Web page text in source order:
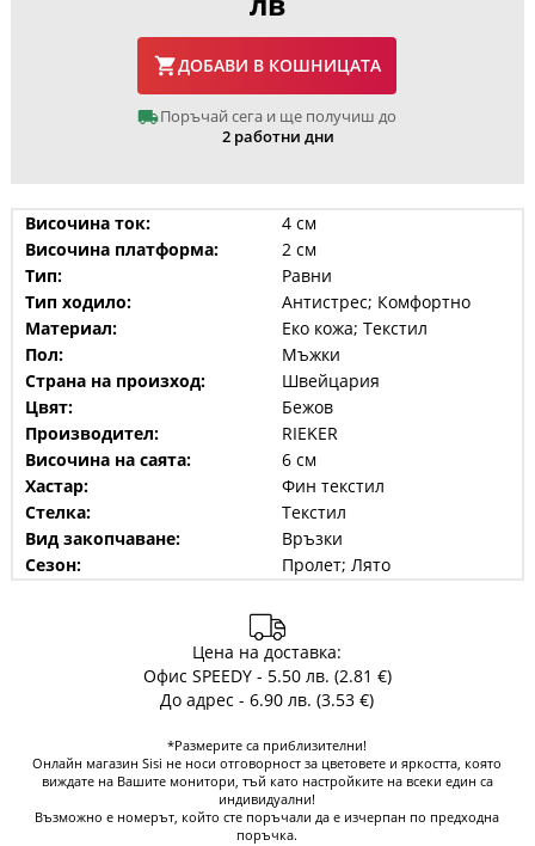
ДОБАВИ В КОШНИЦАТА
Поръчай сега и ще получиш до
2 работни дни
Височина ток:
4 см
Височина платформа:
2 см
Тип:
Равни
Тип ходило:
Антистрес; Комфортно
Материал:
Еко кожа; Текстил
Пол:
Мъжки
Страна на произход:
Швейцария
Цвят:
Бежов
Производител:
RIEKER
Височина на саята:
6 см
Хастар:
Фин текстил
Стелка:
Текстил
Вид закопчаване:
Връзки
Сезон:
Пролет; Лято
Цена на доставка:
Офис SPEEDY - 5.50 лв. (2.81 €)
До адрес - 6.90 лв. (3.53 €)
*Размерите са приблизителни!
Онлайн магазин Sisi не носи отговорност за цветовете и яркостта, която
виждате на Вашите монитори, тъй като настройките на всеки един са
индивидуални!
Възможно е номерът, който сте поръчали да е изчерпан по предходна
поръчка.